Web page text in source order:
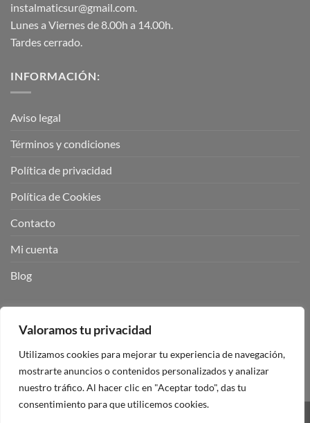
Valoramos tu privacidad
Utilizamos cookies para mejorar tu experiencia de navegación,
mostrarte anuncios o contenidos personalizados y analizar
nuestro tráfico. Al hacer clic en "Aceptar todo", das tu
consentimiento para que utilicemos cookies.
instalmaticsur@gmail.com.
Lunes a Viernes de 8.00h a 14.00h.
Tardes cerrado.
INFORMACIÓN:
Aviso legal
Términos y condiciones
Política de privacidad
Política de Cookies
Contacto
Mi cuenta
Blog